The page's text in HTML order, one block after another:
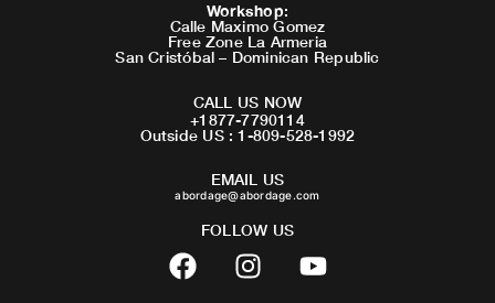
Workshop:
Calle Maximo Gomez
Free Zone La Armeria
San Cristóbal – Dominican Republic
CALL US NOW
+1877-7790114
Outside US : 1-809-528-1992
EMAIL US
abordage@abordage.com
FOLLOW US
F
a
I
n
Y
o